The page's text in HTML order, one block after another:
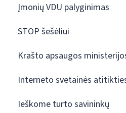
Įmonių VDU palyginimas
STOP šešėliui
Krašto apsaugos
Interneto svetainės
Ieškome turto savininkų